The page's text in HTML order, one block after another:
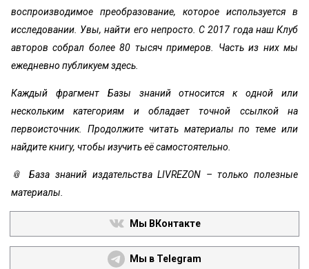
воспроизводимое преобразование, которое используется в
исследовании. Увы, найти его непросто. С 2017 года наш Клуб
авторов собрал более 80 тысяч примеров. Часть из них мы
ежедневно публикуем здесь.
Каждый фрагмент Базы знаний относится к одной или
нескольким категориям и обладает точной ссылкой на
первоисточник. Продолжите читать материалы по теме или
найдите книгу, чтобы изучить её самостоятельно.
📎 База знаний издательства LIVREZON – только полезные
материалы.
Мы ВКонтакте
Мы в Telegram